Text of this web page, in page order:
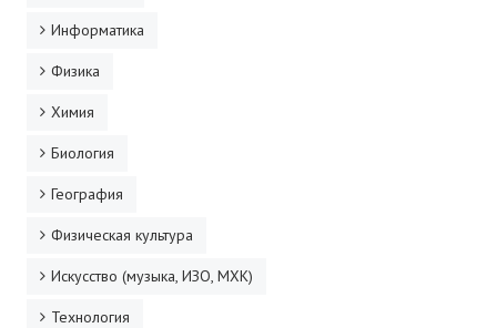
Информатика
Физика
Химия
Биология
География
Физическая культура
Искусство (музыка, ИЗО, МХК)
Технология